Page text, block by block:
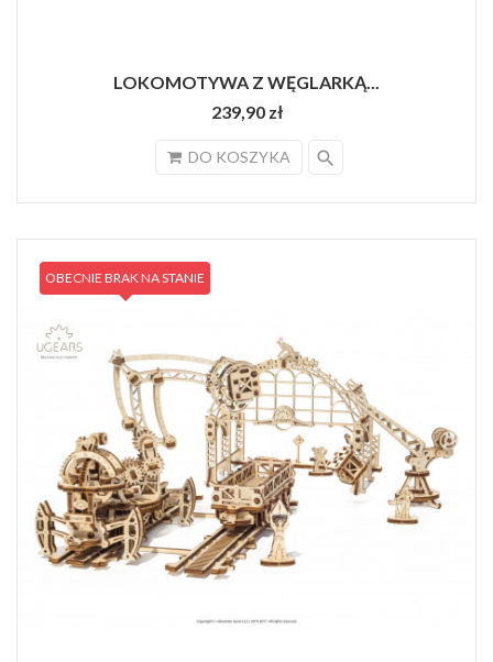
LOKOMOTYWA Z WĘGLARKĄ...
239,90 zł
DO KOSZYKA search
OBECNIE BRAK NA STANIE